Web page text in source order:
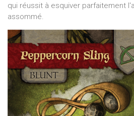
qui réussit à esquiver parfaitement
assommé.